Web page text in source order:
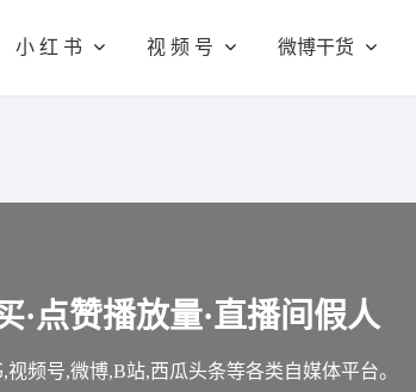
小 红 书 视 频 号 微博干货
·点赞播放量·直播间假人
频号,微博,B站,西瓜头条等各类自媒体平台。